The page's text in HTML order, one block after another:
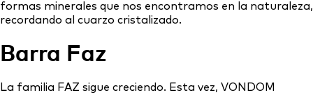
formas minerales que nos encontramos en la naturaleza,
recordando al cuarzo cristalizado.
Barra Faz
La familia FAZ sigue creciendo. Esta vez, VONDOM